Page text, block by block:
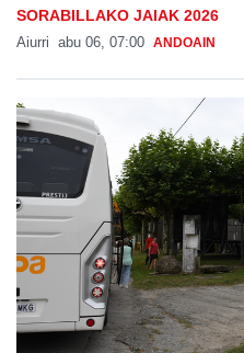
SORABILLAKO JAIAK 2026
Aiurri abu 06, 07:00 ANDOAIN